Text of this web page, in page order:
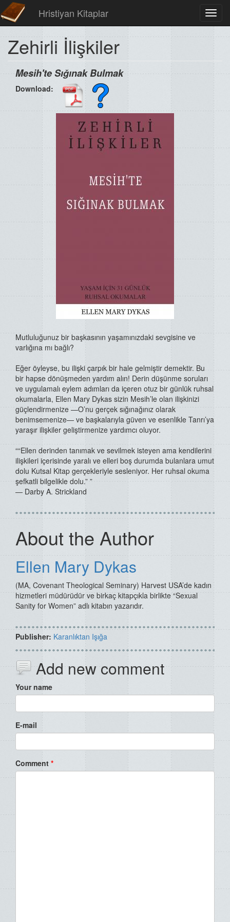
Hristiyan Kitaplar
Zehirli İlişkiler
Mesih'te Sığınak Bulmak
Download:
Mutluluğunuz bir başkasının yaşamınızdaki sevgisine ve
varlığına mı bağlı?
Eğer öyleyse, bu ilişki çarpık bir hale gelmiştir demektir. Bu
bir hapse dönüşmeden yardım alın! Derin düşünme soruları
ve uygulamalı eylem adımları da içeren otuz bir günlük ruhsal
okumalarla, Ellen Mary Dykas sizin Mesih’le olan ilişkinizi
güçlendirmenize —O’nu gerçek sığınağınız olarak
benimsemenize— ve başkalarıyla güven ve esenlikle Tanrı’ya
yaraşır ilişkiler geliştirmenize yardımcı oluyor.
““Ellen derinden tanımak ve sevilmek isteyen ama kendilerini
ilişkileri içerisinde yaralı ve elleri boş durumda bulanlara umut
dolu Kutsal Kitap gerçekleriyle sesleniyor. Her ruhsal okuma
şefkatli bilgelikle dolu.” ”
— Darby A. Strickland
About the Author
Ellen Mary Dykas
(MA, Covenant Theological Seminary) Harvest USA’de kadın
hizmetleri müdürüdür ve birkaç kitapçıkla birlikte “Sexual
Sanity for Women” adlı kitabın yazarıdır.
Publisher: Karanlıktan Işığa
Add new comment
Your name
E-mail
Comment *